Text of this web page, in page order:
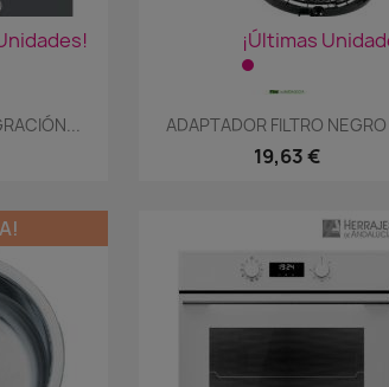
¡Últimas
Vista rápida
ADAPTADOR FILTRO
19,63 €